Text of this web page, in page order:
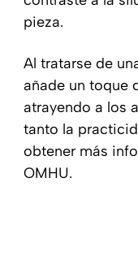
pieza.
Al tratarse de
añade un toque
atrayendo a los
tanto la
obtener más
OMHU.